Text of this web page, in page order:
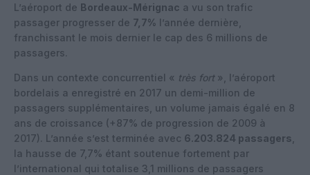
L’aéroport de Bordeaux-Mérignac a vu son trafic
passager progresser de 7,7% l’année dernière,
franchissant le mois dernier le cap des 6 millions de
passagers.
Dans un contexte concurrentiel « très fort », l’aéroport
bordelais a enregistré en 2017 un demi-million de
passagers supplémentaires, un volume jamais égalé en 8
ans de croissance (+87% de progression de 2009 à
2017). L’année s’est terminée avec 6.203.824 passagers
la hausse de 7,7% étant soutenue fortement par
l’international qui totalise 3,1 millions de passagers